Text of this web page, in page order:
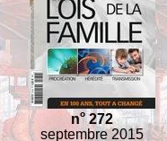
no 272
septembre 2015